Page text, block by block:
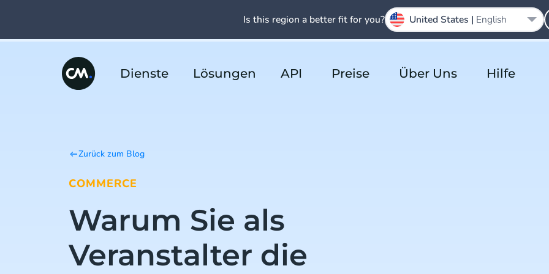
Dienste Lösungen API Preise Über Uns Hilfe
Zurück zum Blog
COMMERCE
Warum Sie als
Veranstalter die
Is this region a better fit for you? United States | English